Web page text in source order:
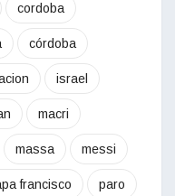
cordoba
córdoba
israel
macri
massa messi
francisco paro